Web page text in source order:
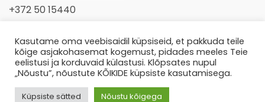
+372 50 15440
Kasutame oma veebisaidil küpsiseid, et pakkuda teile
kõige asjakohasemat kogemust, pidades meeles Teie
eelistusi ja korduvaid külastusi. Klõpsates nupul
„Nõustu”, nõustute KÕIKIDE küpsiste kasutamisega.
Küpsiste sätted Nõustu kõigega